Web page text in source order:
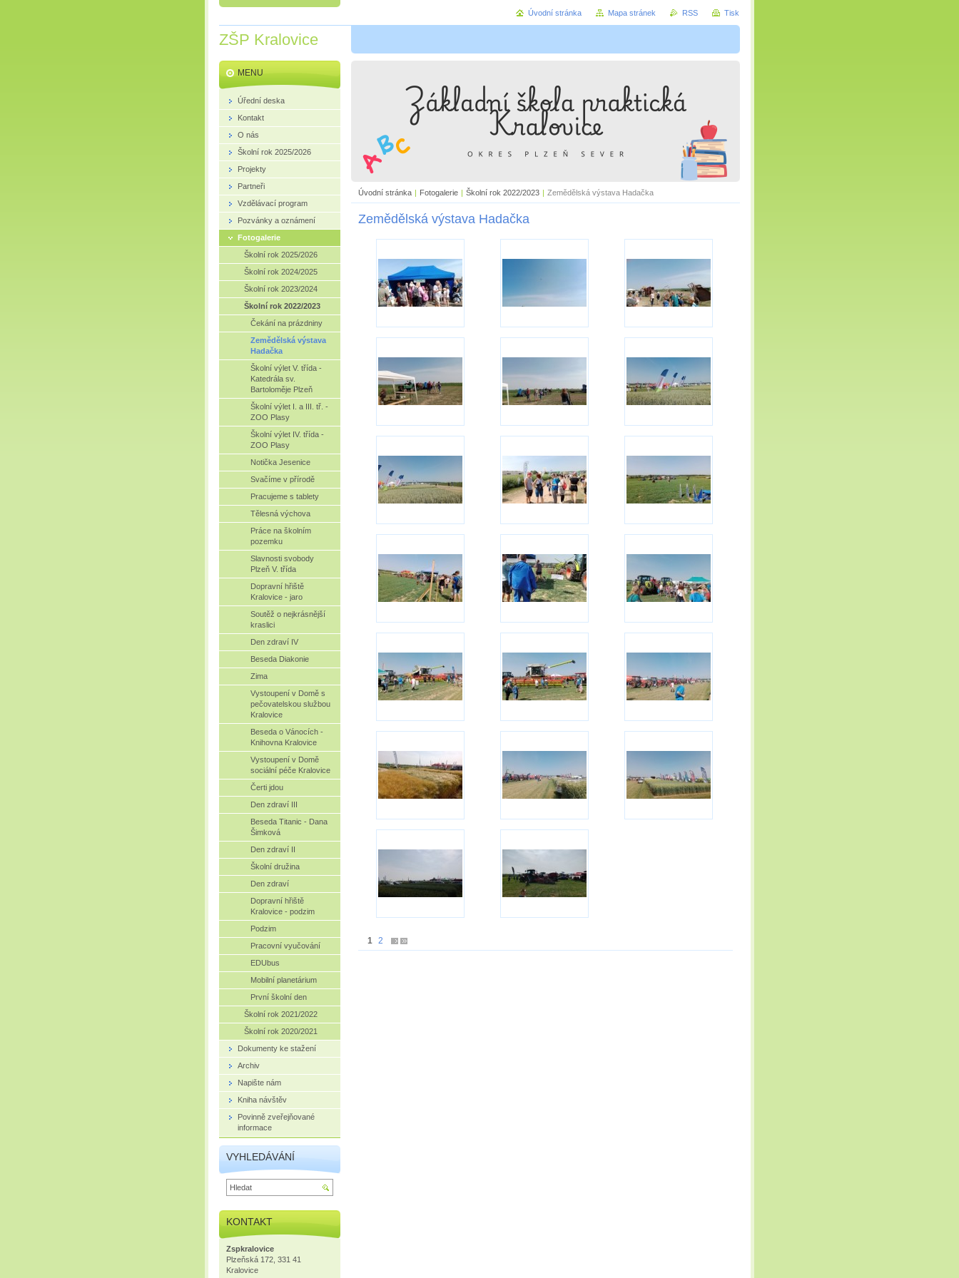
ZŠP Kralovice
Úvodní stránka | Fotogalerie | Školní rok 2022/2023 | Zemědělská výstava Hadačka
Zemědělská výstava Hadačka
1 2
MENU
Úřední deska
Kontakt
O nás
Školní rok 2025/2026
Projekty
Partneři
Vzdělávací program
Pozvánky a oznámení
Fotogalerie
Školní rok 2025/2026
Školní rok 2024/2025
Školní rok 2023/2024
Školní rok 2022/2023
Čekání na prázdniny
Zemědělská výstava
Hadačka
Školní výlet V. třída -
Katedrála sv.
Bartoloměje Plzeň
Školní výlet I. a III. tř. -
ZOO Plasy
Školní výlet IV. třída -
ZOO Plasy
Notička Jesenice
Svačíme v přírodě
Pracujeme s tablety
Tělesná výchova
Práce na školním
pozemku
Slavnosti svobody
Plzeň V. třída
Dopravní hřiště
Kralovice - jaro
Soutěž o nejkrásnější
kraslici
Den zdraví IV
Beseda Diakonie
Zima
Vystoupení v Domě s
pečovatelskou službou
Kralovice
Beseda o Vánocích -
Knihovna Kralovice
Vystoupení v Domě
sociální péče Kralovice
Čerti jdou
Den zdraví III
Beseda Titanic - Dana
Šimková
Den zdraví II
Školní družina
Den zdraví
Dopravní hřiště
Kralovice - podzim
Podzim
Pracovní vyučování
EDUbus
Mobilní planetárium
První školní den
Školní rok 2021/2022
Školní rok 2020/2021
Dokumenty ke stažení
Archiv
Napište nám
Kniha návštěv
Povinně zveřejňované
informace
VYHLEDÁVÁNÍ
KONTAKT
Zspkralovice
Plzeňská 172, 331 41
Kralovice
Úvodní stránka Mapa stránek RSS Tisk